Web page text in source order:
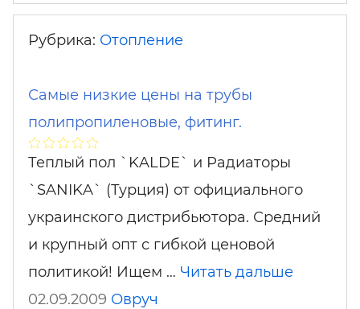
Рубрика: Отопление
Самые низкие цены на трубы
полипропиленовые, фитинг.
Теплый пол `KALDE` и Радиаторы
`SANIKA` (Турция) от официального
украинского дистрибьютора. Средний
и крупный опт с гибкой ценовой
политикой! Ищем … Читать дальше
02.09.2009 Овруч